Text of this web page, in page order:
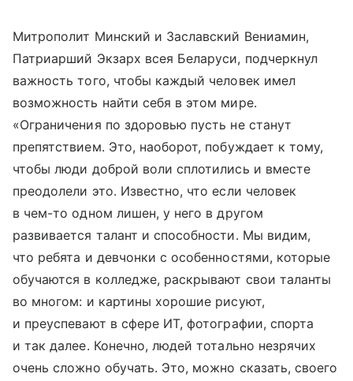
Митрополит Минский и Заславский Вениамин,
Патриарший Экзарх всея Беларуси, подчеркнул
важность того, чтобы каждый человек имел
возможность найти себя в этом мире.
«Ограничения по здоровью пусть не станут
препятствием. Это, наоборот, побуждает к тому,
чтобы люди доброй воли сплотились и вместе
преодолели это. Известно, что если человек
в чем-то одном лишен, у него в другом
развивается талант и способности. Мы видим,
что ребята и девчонки с особенностями, которые
обучаются в колледже, раскрывают свои таланты
во многом: и картины хорошие рисуют,
и преуспевают в сфере ИТ, фотографии, спорта
и так далее. Конечно, людей тотально незрячих
очень сложно обучать. Это, можно сказать, своего